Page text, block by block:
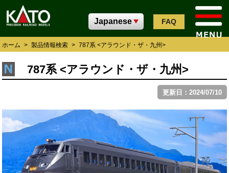
FAQ
ホーム > 製品情報検索 > 787系 <アラウンド・ザ・九州>
787系 <アラウンド・ザ・九州>
更新日：2024/07/10